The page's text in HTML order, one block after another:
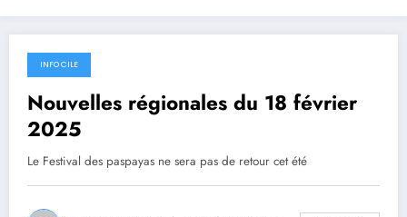
18 février 2025
INFO CILE
Nouvelles régionales du 18 février
2025
Le Festival des paspayas ne sera pas de retour cet été